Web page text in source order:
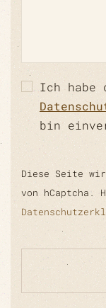
Ich habe
bin
Diese Seite
von hCaptcha.